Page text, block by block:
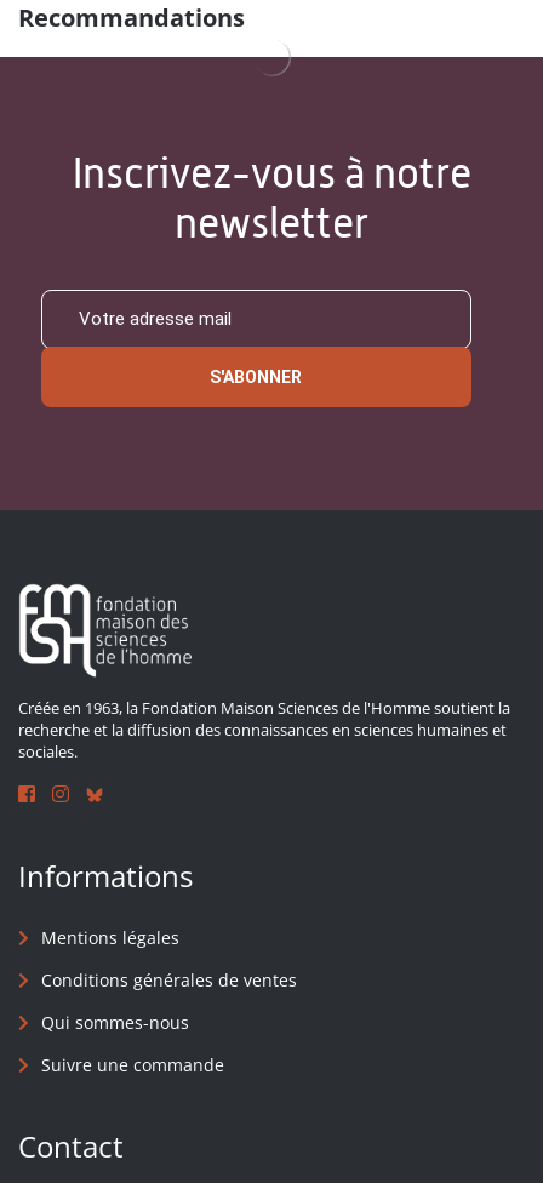
Recommandations
Inscrivez-vous à notre
newsletter
S'ABONNER
Créée en 1963, la Fondation Maison Sciences de l'Homme soutient la
recherche et la diffusion des connaissances en sciences humaines et
sociales.
Informations
Mentions légales
Conditions générales de ventes
Qui sommes-nous
Suivre une commande
Contact